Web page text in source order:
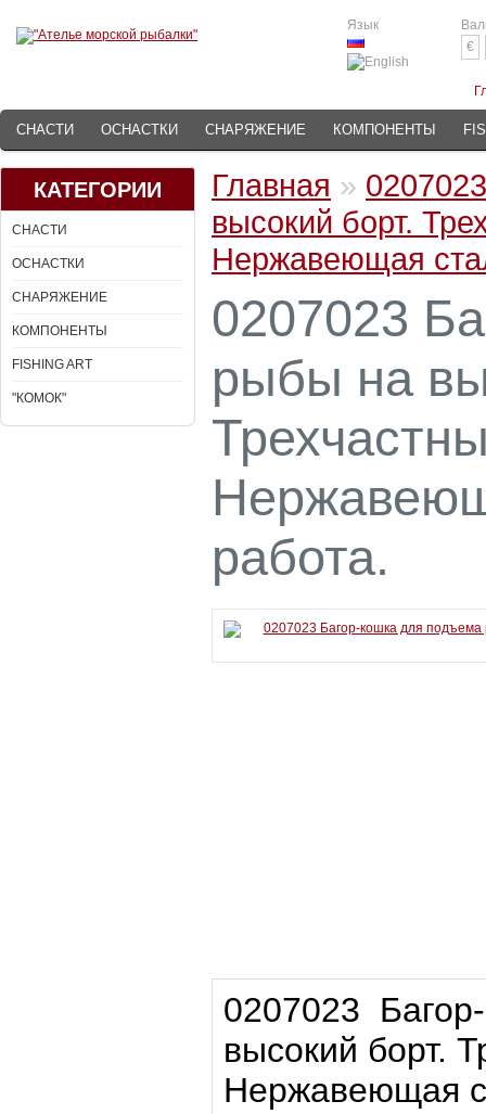
Язык
€
СНАСТИ ОСНАСТКИ СНАРЯЖЕНИЕ КОМПОНЕНТЫ
КАТЕГОРИИ
СНАСТИ
ОСНАСТКИ
СНАРЯЖЕНИЕ
КОМПОНЕНТЫ
FISHING ART
"КОМОК"
Главная »
высокий борт.
Нержавеющая
0207023
рыбы на
работа.
0207023
высокий борт.
Нержавеющая